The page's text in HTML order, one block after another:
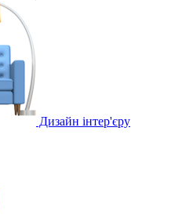
Дизайн інтер'єру